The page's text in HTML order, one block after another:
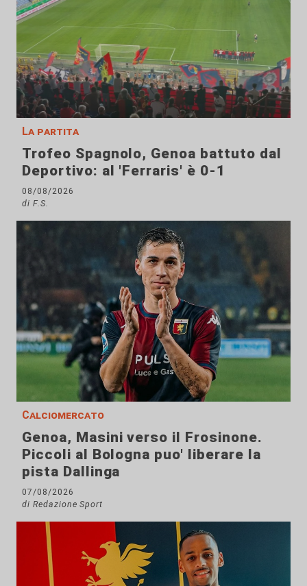
La partita
Trofeo Spagnolo, Genoa battuto dal
Deportivo: al 'Ferraris' è 0-1
08/08/2026
di F.S.
Calciomercato
Genoa, Masini verso il Frosinone.
Piccoli al Bologna puo' liberare la
pista Dallinga
07/08/2026
di Redazione Sport